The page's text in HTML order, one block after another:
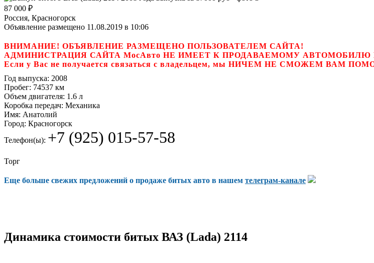
87 000 ₽
Россия, Красногорск
Объявление размещено 11.08.2019 в 10:06
ВНИМАНИЕ! ОБЪЯВЛЕНИЕ РАЗМЕЩЕНО ПОЛЬЗОВАТЕЛЕМ САЙТА!
АДМИНИСТРАЦИЯ САЙТА МосАвто НЕ ИМЕЕТ К ПРОДАВАЕМОМУ
Если у Вас не получается связаться с владельцем, мы НИЧЕМ НЕ СМОЖЕМ ВАМ
Год выпуска: 2008
Пробег: 74537 км
Объем двигателя: 1.6 л
Коробка передач: Механика
Имя: Анатолий
Город: Красногорск
Телефон(ы): +7 (925) 015-57-58
Торг
Еще больше свежих предложений о продаже битых авто в нашем телеграм-канале
Динамика стоимости битых ВАЗ (Lada) 2114